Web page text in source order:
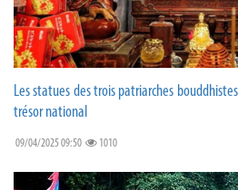
Les statues des trois patriarches
trésor national
09/04/2025 09:50 1010